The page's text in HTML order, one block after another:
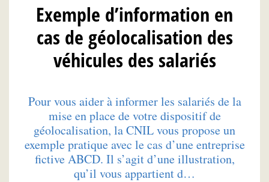
Exemple d’information en
cas de géolocalisation des
véhicules des salariés
Pour vous aider à informer les salariés de la
mise en place de votre dispositif de
géolocalisation, la CNIL vous propose un
exemple pratique avec le cas d’une entreprise
fictive ABCD. Il s’agit d’une illustration,
qu’il vous appartient d…